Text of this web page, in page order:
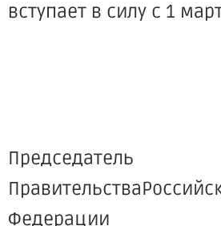
вступает в силу с 1
Председатель
Федерации